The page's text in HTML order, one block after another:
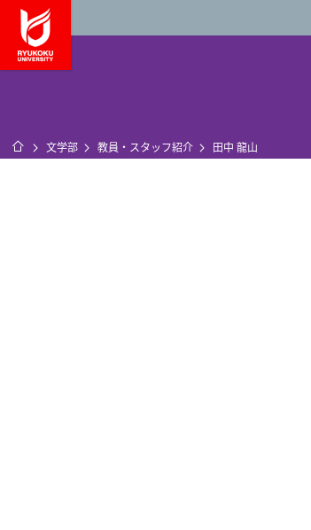
ホーム
文学部 教員・スタッフ紹介 田中 龍山